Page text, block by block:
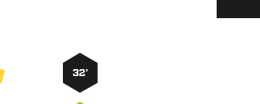
32’